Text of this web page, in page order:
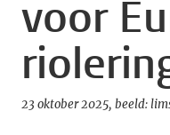
voor
23 oktober 2025 beeld: